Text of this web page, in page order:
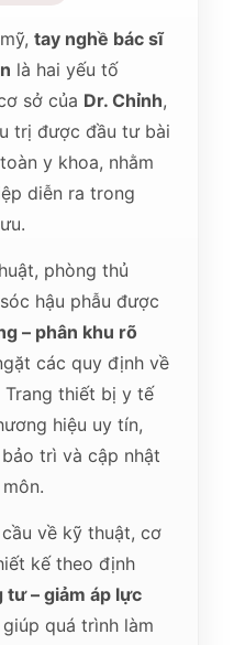
tay nghề bác sĩ
là hai yếu tố
sở của Dr. Chỉnh,
trị được đầu tư bài
y khoa, nhằm
diễn ra trong
phòng thủ
hậu phẫu được
– phân khu rõ
các quy định về
Trang thiết bị y tế
hiệu uy tín,
trì và cập nhật
về kỹ thuật, cơ
kế theo định
tư – giảm áp lực
quá trình làm